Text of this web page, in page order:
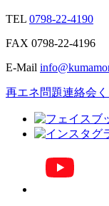
TEL 0798-22-4190
FAX 0798-22-4196
E-Mail
再エネ問題連絡会